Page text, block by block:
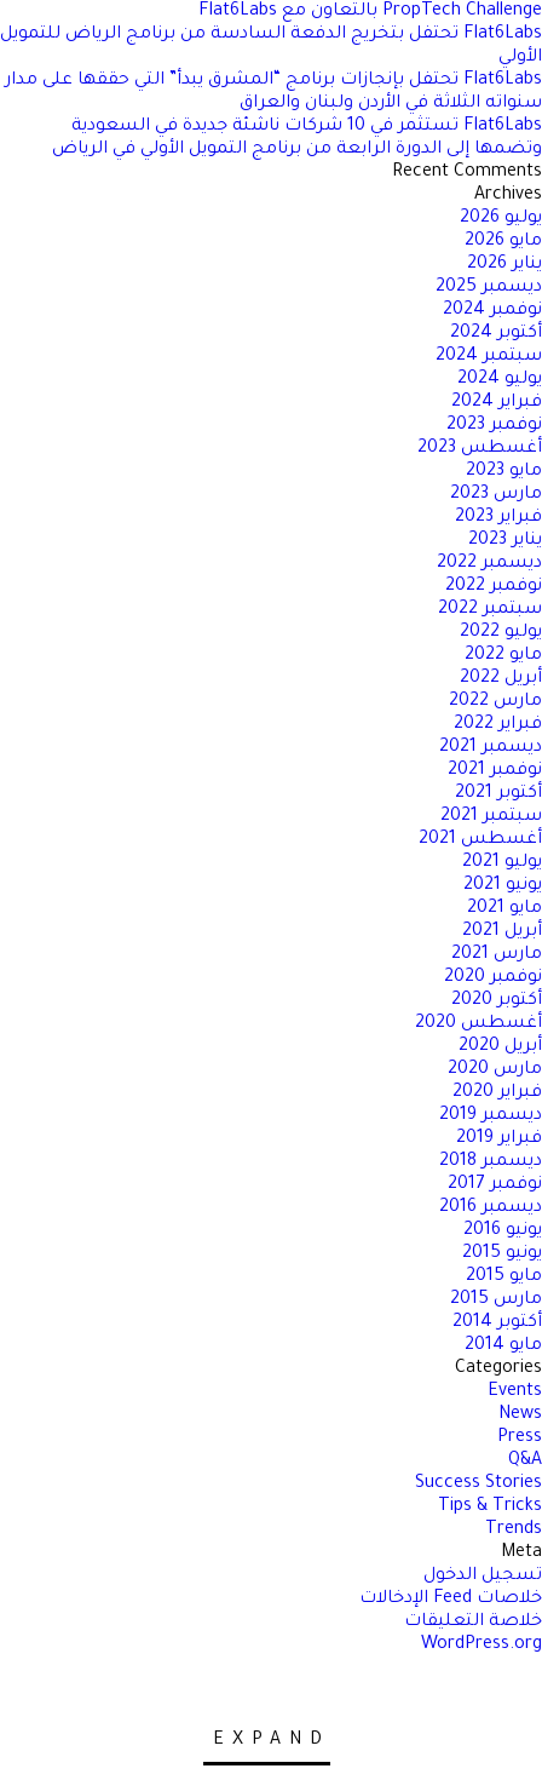
الشركات
الناشئة
تونس
Le15
للشركات
PropTech Challenge بالتعاون مع Flat6Labs
Flat6Labs تحتفل بتخريج الدفعة السادسة من برنامج الرياض للتمويل
الأولي
Flat6Labs تحتفل بإنجازات برنامج “المشرق يبدأ” التي حققها على مدار
سنواته الثلاثة في الأردن ولبنان والعراق
Flat6Labs تستثمر في 10 شركات ناشئة جديدة في السعودية
وتضمها إلى الدورة الرابعة من برنامج التمويل الأولي في الرياض
Recent Comments
Archives
يوليو 2026
مايو 2026
يناير 2026
ديسمبر 2025
نوفمبر 2024
أكتوبر 2024
سبتمبر 2024
يوليو 2024
فبراير 2024
نوفمبر 2023
أغسطس 2023
مايو 2023
مارس 2023
فبراير 2023
يناير 2023
ديسمبر 2022
نوفمبر 2022
سبتمبر 2022
يوليو 2022
مايو 2022
أبريل 2022
مارس 2022
فبراير 2022
ديسمبر 2021
نوفمبر 2021
أكتوبر 2021
سبتمبر 2021
أغسطس 2021
يوليو 2021
يونيو 2021
مايو 2021
أبريل 2021
مارس 2021
نوفمبر 2020
أكتوبر 2020
أغسطس 2020
أبريل 2020
مارس 2020
فبراير 2020
ديسمبر 2019
فبراير 2019
ديسمبر 2018
نوفمبر 2017
ديسمبر 2016
يونيو 2016
يونيو 2015
مايو 2015
مارس 2015
أكتوبر 2014
مايو 2014
Categories
Events
News
Press
Q&A
Success Stories
Tips & Tricks
Trends
Meta
تسجيل الدخول
خلاصات Feed الإدخالات
خلاصة التعليقات
WordPress.org
EXPAND